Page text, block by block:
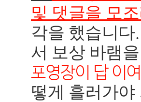
및 댓글을 모
각을 했습니다.
서 보상 바램
포영장이 답 이
떻게 흘러가